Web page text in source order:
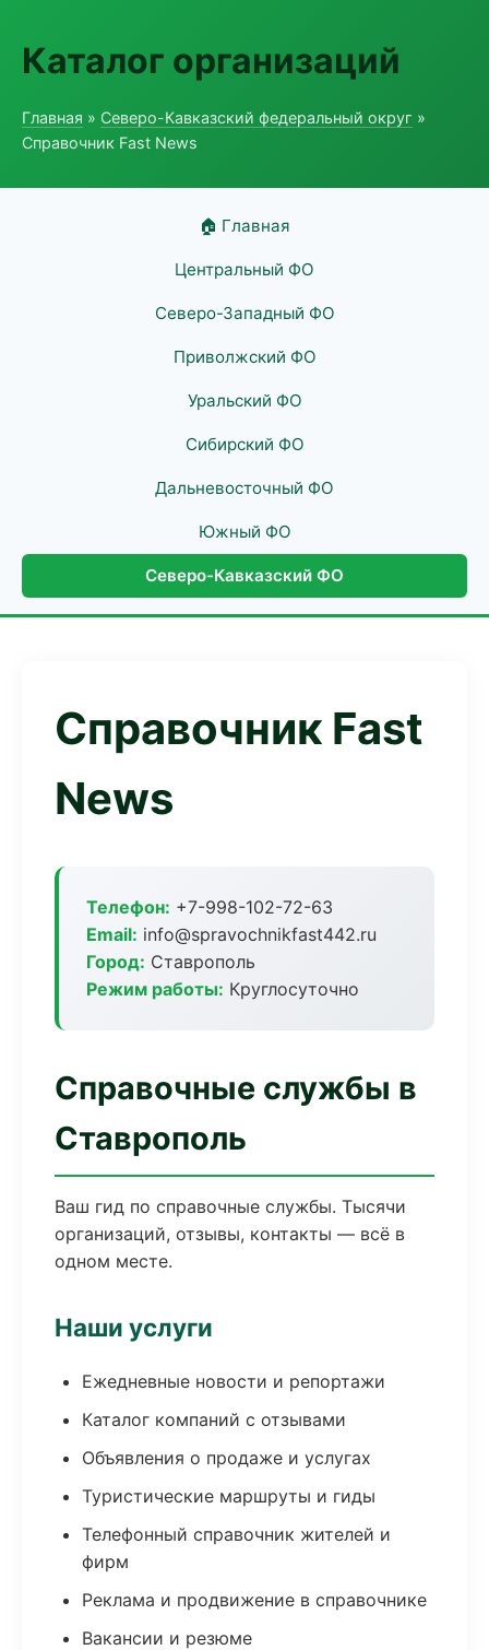
Каталог организаций
Главная » Северо-Кавказский федеральный округ »
Справочник Fast News
🏠 Главная
Центральный ФО
Северо-Западный ФО
Приволжский ФО
Уральский ФО
Сибирский ФО
Дальневосточный ФО
Южный ФО
Северо-Кавказский ФО
Справочник Fast
News
Телефон: +7-998-102-72-63
Email: info@spravochnikfast442.ru
Город: Ставрополь
Режим работы: Круглосуточно
Справочные службы в
Ставрополь
Ваш гид по справочные службы. Тысячи
организаций, отзывы, контакты — всё в
одном месте.
Наши услуги
Ежедневные новости и репортажи
Каталог компаний с отзывами
Объявления о продаже и услугах
Туристические маршруты и гиды
Телефонный справочник жителей и
фирм
Реклама и продвижение в справочнике
Вакансии и резюме